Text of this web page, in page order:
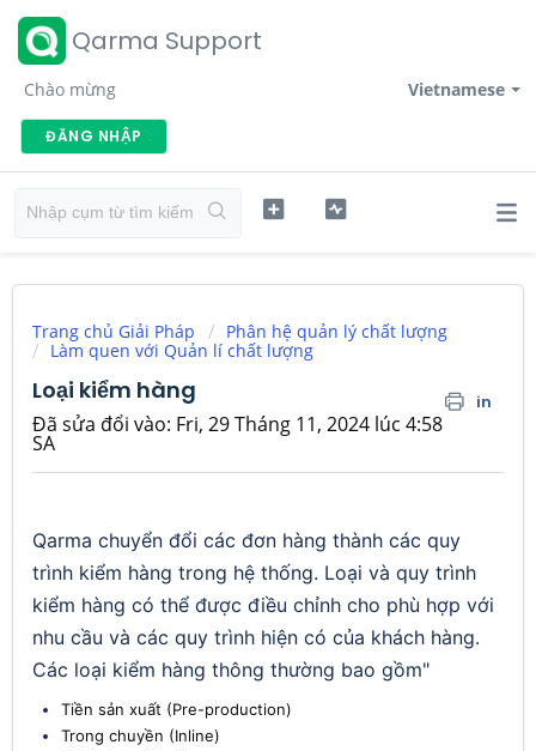
Qarma Support
Vietnamese
Chào mừng
ĐĂNG NHẬP
Trang chủ Giải Pháp
Phân hệ quản lý chất lượng
Làm quen với Quản lí chất lượng
Loại kiểm hàng in
Đã sửa đổi vào: Fri, 29 Tháng 11, 2024 lúc 4:58
SA
Qarma chuyển đổi các đơn hàng thành các quy
trình kiểm hàng trong hệ thống. Loại và quy trình
kiểm hàng có thể được điều chỉnh cho phù hợp với
nhu cầu và các quy trình hiện có của khách hàng.
Các loại kiểm hàng thông thường bao gồm"
Tiền sản xuất (Pre-production)
Trong chuyền (Inline)